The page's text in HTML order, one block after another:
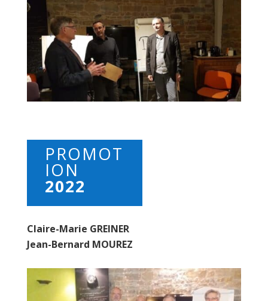
PROMOT
ION
2022
Claire-Marie GREINER
Jean-Bernard MOUREZ